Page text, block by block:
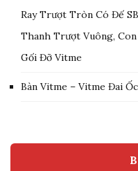
Ray Trượt Tròn Có Đế
Thanh Trượt Vuông,
Gối Đỡ Vitme
Bàn Vitme – Vitme Đai Ốc